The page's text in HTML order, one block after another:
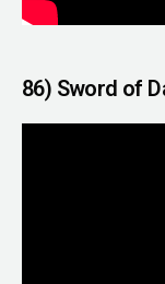
86) Sword of